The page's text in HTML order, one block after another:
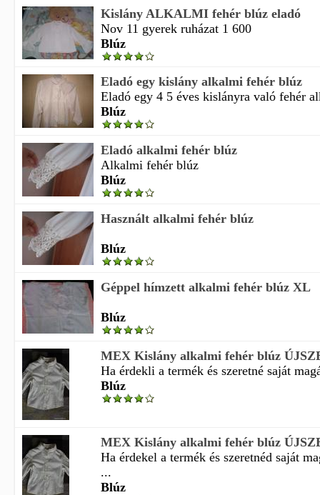
Kislány ALKALMI fehér blúz eladó
Nov 11 gyerek ruházat 1 600
Blúz
Eladó egy kislány alkalmi fehér blúz
Eladó egy 4 5 éves kislányra való fehér
Blúz
Eladó alkalmi fehér blúz
Alkalmi fehér blúz
Blúz
Használt alkalmi fehér blúz
Blúz
Géppel hímzett alkalmi fehér blúz XL
Blúz
MEX Kislány alkalmi fehér blúz
Ha érdekli a termék és szeretné saját
Blúz
MEX Kislány alkalmi fehér blúz
Ha érdekel a termék és szeretnéd saját
...
Blúz